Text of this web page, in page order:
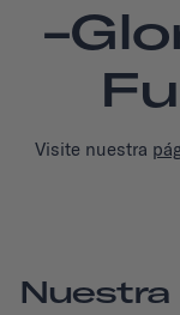
-
Visite nuestra